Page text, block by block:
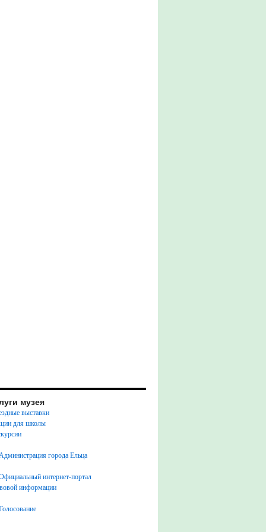
музея
выставки
для школы